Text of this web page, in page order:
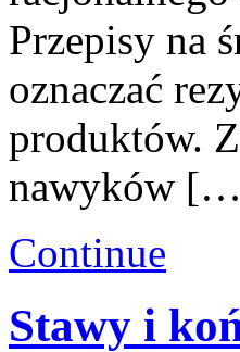
Przepisy na
oznaczać
produktów.
nawyków
Continue
Stawy i